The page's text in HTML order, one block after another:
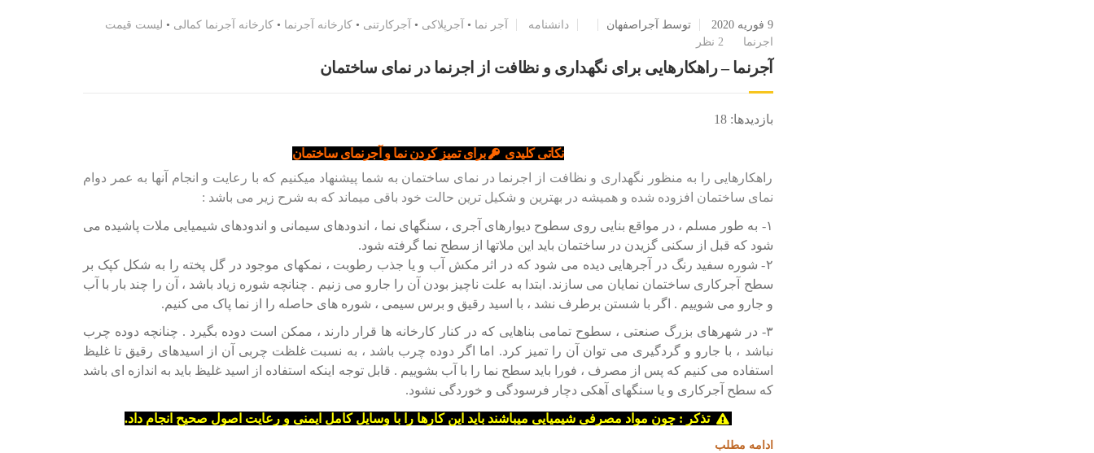
9 فوریه 2020 توسط آجراصفهان دانشنامه آجر نما • آجرپلاکی • آجرکارتنی •کارخانه آجرنما •کارخانه آجرنما کمالی • لیست قیمت
اجرنما
2 نظر
آجرنما – راهکارهایی برای نگهداری و نظافت از اجرنما در نمای ساختمان
بازدیدها: 18
نکاتی کلیدی
برای تمیز کردن نما و آجرنمای ساختمان
راهکارهایی را به منظور نگهداری و نظافت از اجرنما در نمای ساختمان به شما پیشنهاد میکنیم که با رعایت و انجام آنها به عمر دوام
نمای ساختمان افزوده شده و همیشه در بهترین و شکیل ترین حالت خود باقی میماند که به شرح زیر می باشد :
۱- به طور مسلم ، در مواقع بنایی روی سطوح دیوارهای آجری ، سنگهای نما ، اندودهای سیمانی و اندودهای شیمیایی ملات پاشیده می
شود که قبل از سکنی گزیدن در ساختمان باید این ملاتها از سطح نما گرفته شود.
۲- شوره سفید رنگ در آجرهایی دیده می شود که در اثر مکش آب و یا جذب رطوبت ، نمکهای موجود در گل پخته را به شکل کپک بر
سطح آجرکاری ساختمان نمایان می سازند. ابتدا به علت ناچیز بودن آن را جارو می زنیم . چنانچه شوره زیاد باشد ، آن را چند بار با آب
و جارو می شوییم . اگر با شستن برطرف نشد ، با اسید رقیق و برس سیمی ، شوره های حاصله را از نما پاک می کنیم.
۳- در شهرهای بزرگ صنعتی ، سطوح تمامی بناهایی که در کنار کارخانه ها قرار دارند ، ممکن است دوده بگیرد . چنانچه دوده چرب
نباشد ، با جارو و گردگیری می توان آن را تمیز کرد. اما اگر دوده چرب باشد ، به نسبت غلظت چربی آن از اسیدهای رقیق تا غلیظ
استفاده می کنیم که پس از مصرف ، فورا باید سطح نما را با آب بشوییم . قابل توجه اینکه استفاده از اسید غلیظ باید به اندازه ای باشد
که سطح آجرکاری و یا سنگهای آهکی دچار فرسودگی و خوردگی نشود.
تذکر : چون مواد مصرفی شیمیایی میباشند باید این کارها را با وسایل کامل ایمنی و رعایت اصول صحیح انجام داد.
ادامه مطلب